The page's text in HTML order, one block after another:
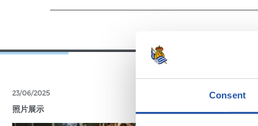
Consent
23/06/2025
照片展示
28/12/2024